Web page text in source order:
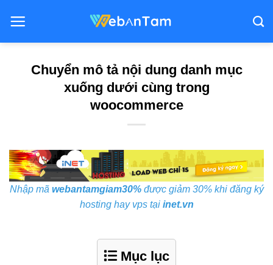
qua
Chuyển mô tả nội dung danh mục
xuống dưới cùng trong
woocommerce
Nhập mã webantamgiam30%được giảm 30% khi đăng ký
hosting hay vps tại inet.vn
Mục lục